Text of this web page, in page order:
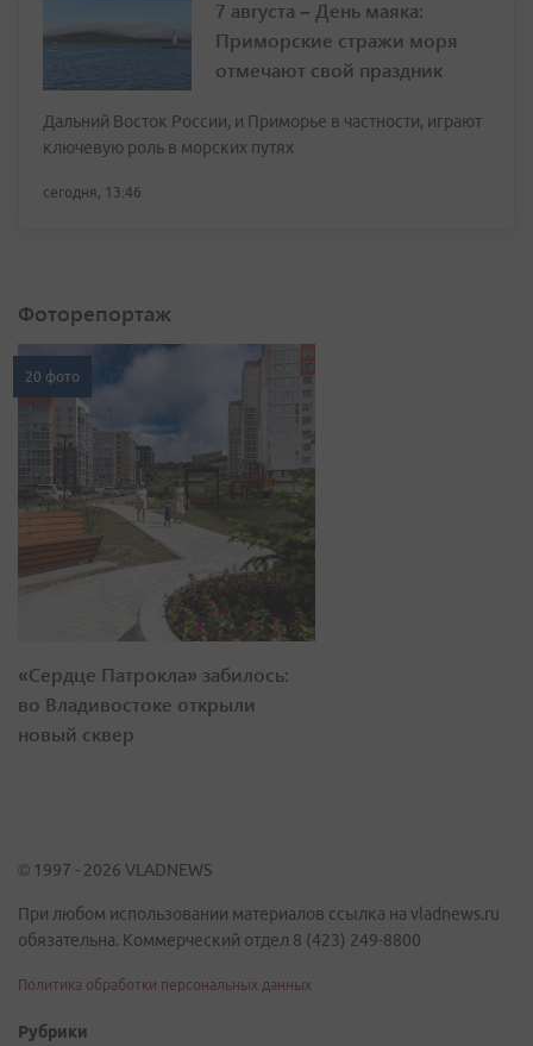
7 августа – День маяка:
Приморские стражи моря
отмечают свой праздник
Дальний Восток России, и Приморье в частности, играют
ключевую роль в морских путях
сегодня, 13:46
Фоторепортаж
20 фото
«Сердце Патрокла» забилось:
во Владивостоке открыли
новый сквер
© 1997 - 2026 VLADNEWS
При любом использовании материалов ссылка на vladnews.ru
обязательна. Коммерческий отдел 8 (423) 249-8800
Политика обработки персональных данных
Рубрики